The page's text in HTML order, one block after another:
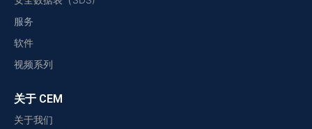
服务
软件
视频系列
关于 CEM
关于我们